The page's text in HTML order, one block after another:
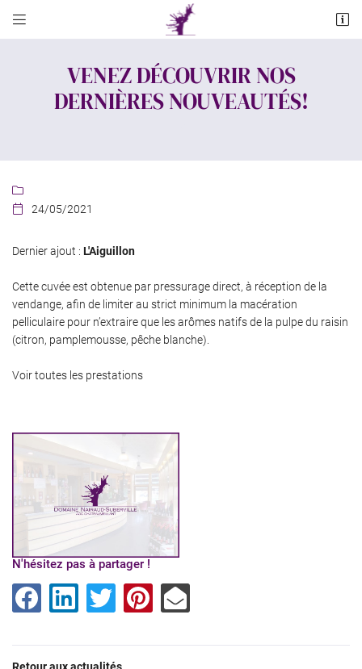
 
Cave Bituriges Route de Culan
02 48 61 33 55
 Adresse email de réception
En cochant cette case, vous consentez à recevoir nos propositions commerciales à
l'adresse email indiqué ci-dessus. Vous pouvez vous désinscrire à tout moment en
utilisantle formulaire de désinscription.
INSCRIPTION
VENEZ DÉCOUVRIR NOS
DERNIÈRES NOUVEAUTÉS!


24/05/2021
Dernier ajout : L'Aiguillon
Cette cuvée est obtenue par pressurage direct, à réception de la
vendange, afin de limiter au strict minimum la macération
pelliculaire pour n’extraire que les arômes natifs de la pulpe du raisin
(citron, pamplemousse, pêche blanche).
Voir toutes les prestations
N'hésitez pas à partager !